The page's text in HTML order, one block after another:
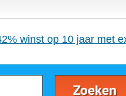
winst op 10 jaar met